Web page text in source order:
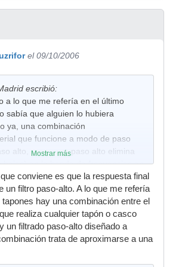
el 09/10/2006
escribió:
a lo que me refería en el último
sabía que alguien lo hubiera
ya, una combinación
que funcione a modo de paso
alto, ya que un paso alto elimina
bajas) en la banda de frecuencias en
la batería.
Mostrar más
conviene es que la respuesta final
un filtro paso-alto. A lo que me refería
hay una combinación entre el
realiza cualquier tapón o casco
un filtrado paso-alto diseñado a
trata de aproximarse a una